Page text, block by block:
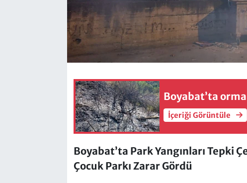
Boyabat’ta
İçeriği Görüntüle
Boyabat’ta Park Yangınları Tepki
Çocuk Parkı Zarar Gördü